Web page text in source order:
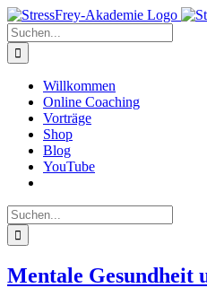
Zum
Inhalt
springen
Suche
nach:
Willkommen
Online Coaching
Vorträge
Shop
Blog
YouTube
Suche
nach:
Mentale Gesundheit